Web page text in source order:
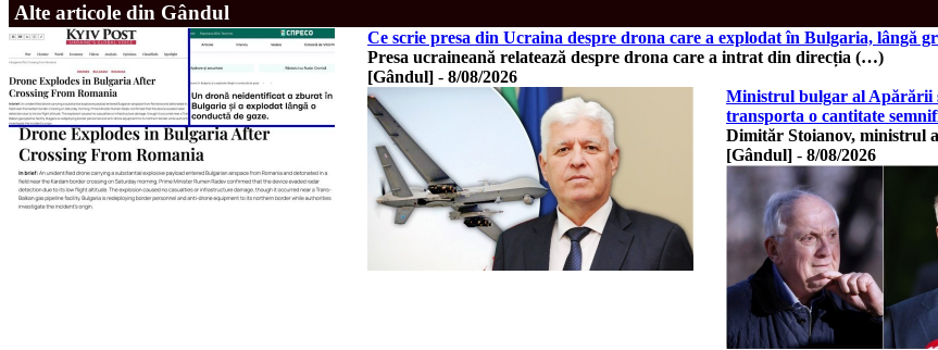
Alte articole din Gândul
Ce scrie presa din Ucraina despre drona care a explodat în Bulgaria, lângă
Presa ucraineană relatează despre drona care a intrat din direcția (…)
[Gândul] - 8/08/2026
Ministrul bulgar al Apărării
transporta o cantitate
Dimităr Stoianov, ministrul
[Gândul] - 8/08/2026